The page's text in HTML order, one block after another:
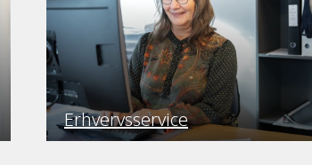
Erhvervsservice